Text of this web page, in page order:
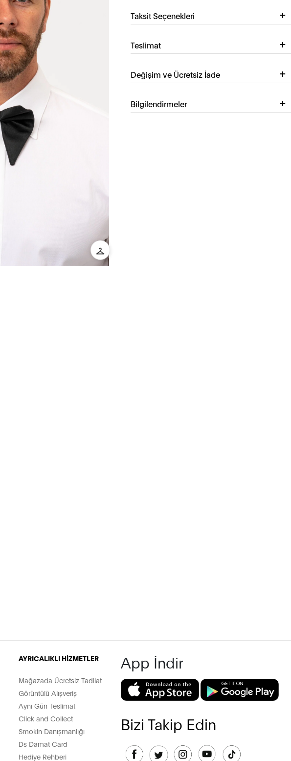
Taksit Seçenekleri
Teslimat
Değişim ve Ücretsiz İade
Bilgilendirmeler
AYRICALIKLI HİZMETLER
Mağazada Ücretsiz Tadilat
Görüntülü Alışveriş
Aynı Gün Teslimat
Click and Collect
Smokin Danışmanlığı
Ds Damat Card
Hediye Rehberi
App İndir
Bizi Takip Edin